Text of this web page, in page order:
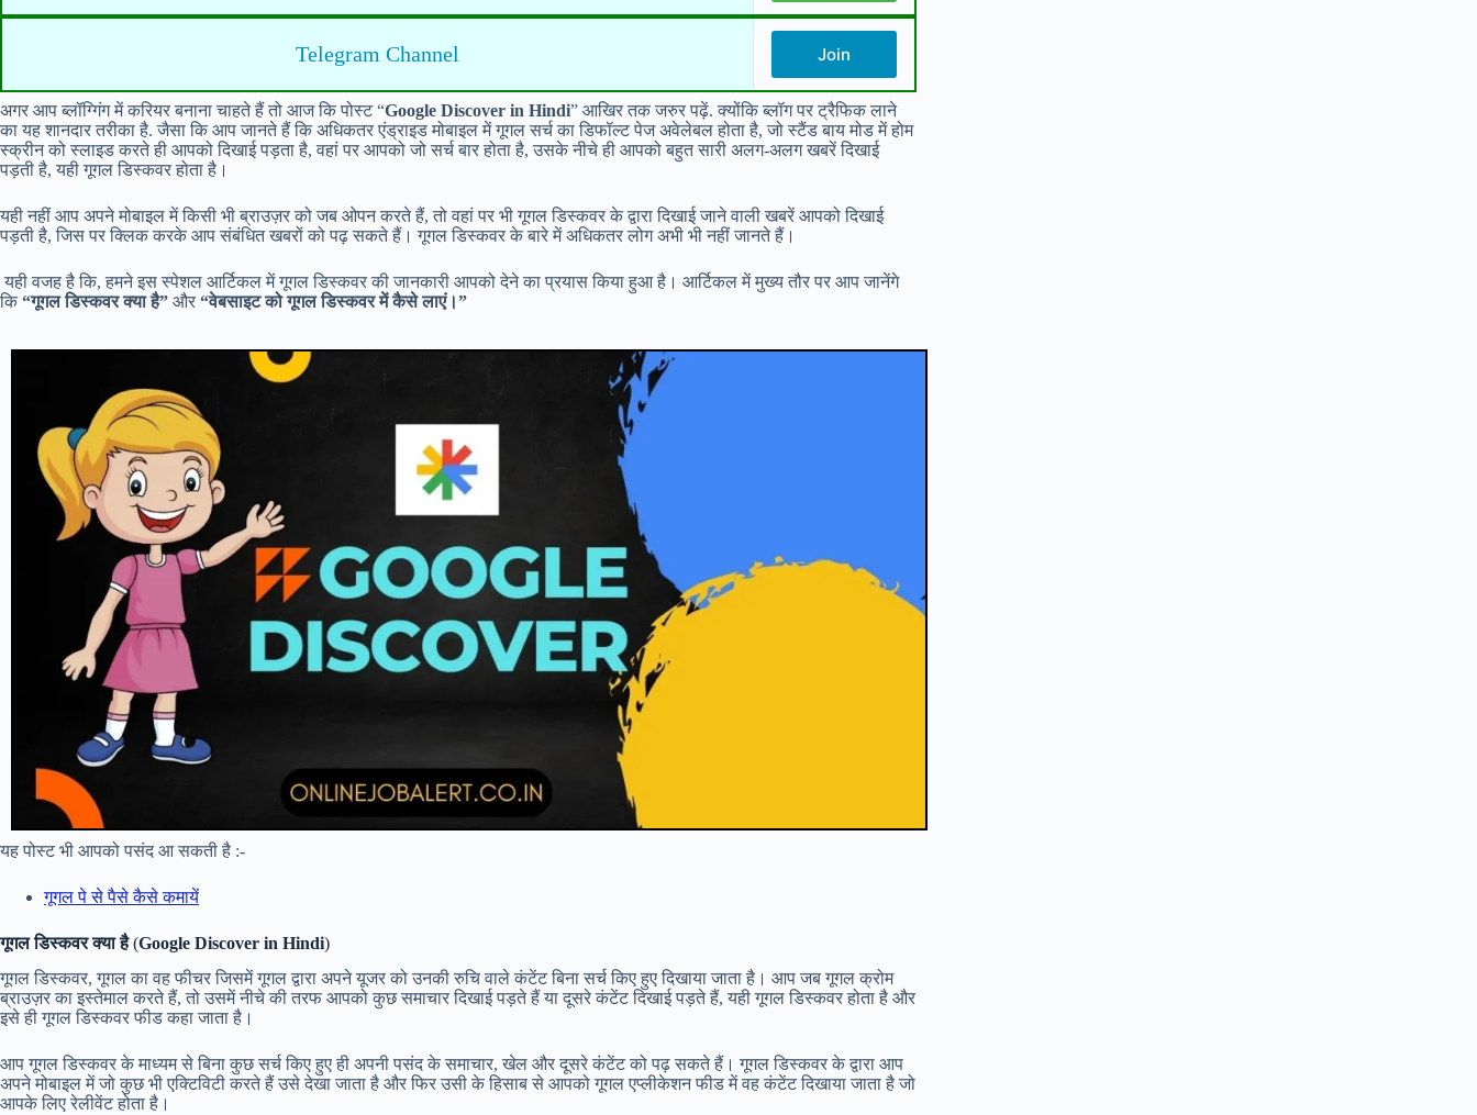
Telegram Channel Join
अगर आप ब्लॉग्गिंग में करियर बनाना चाहते हैं तो आज कि पोस्ट “Google Discover in Hindi” आखिर तक जरुर पढ़ें. क्योंकि ब्लॉग पर ट्रैफिक लाने
का यह शानदार तरीका है. जैसा कि आप जानते हैं कि अधिकतर एंड्राइड मोबाइल में गूगल सर्च का डिफॉल्ट पेज अवेलेबल होता है, जो स्टैंड बाय मोड में होम
स्क्रीन को स्लाइड करते ही आपको दिखाई पड़ता है, वहां पर आपको जो सर्च बार होता है, उसके नीचे ही आपको बहुत सारी अलग-अलग खबरें दिखाई
पड़ती है, यही गूगल डिस्कवर होता है।
यही नहीं आप अपने मोबाइल में किसी भी ब्राउज़र को जब ओपन करते हैं, तो वहां पर भी गूगल डिस्कवर के द्वारा दिखाई जाने वाली खबरें आपको दिखाई
पड़ती है, जिस पर क्लिक करके आप संबंधित खबरों को पढ़ सकते हैं। गूगल डिस्कवर के बारे में अधिकतर लोग अभी भी नहीं जानते हैं।
यही वजह है कि, हमने इस स्पेशल आर्टिकल में गूगल डिस्कवर की जानकारी आपको देने का प्रयास किया हुआ है। आर्टिकल में मुख्य तौर पर आप जानेंगे
कि “गूगल डिस्कवर क्या है” और “वेबसाइट को गूगल डिस्कवर में कैसे लाएं।”
यह पोस्ट भी आपको पसंद आ सकती है :-
गूगल पे से पैसे कैसे कमायें
गूगल डिस्कवर क्या है(Google Discover in Hindi)
गूगल डिस्कवर, गूगल का वह फीचर जिसमें गूगल द्वारा अपने यूजर को उनकी रुचि वाले कंटेंट बिना सर्च किए हुए दिखाया जाता है। आप जब गूगल क्रोम
ब्राउज़र का इस्तेमाल करते हैं, तो उसमें नीचे की तरफ आपको कुछ समाचार दिखाई पड़ते हैं या दूसरे कंटेंट दिखाई पड़ते हैं, यही गूगल डिस्कवर होता है और
इसे ही गूगल डिस्कवर फीड कहा जाता है।
आप गूगल डिस्कवर के माध्यम से बिना कुछ सर्च किए हुए ही अपनी पसंद के समाचार, खेल और दूसरे कंटेंट को पढ़ सकते हैं। गूगल डिस्कवर के द्वारा आप
अपने मोबाइल में जो कुछ भी एक्टिविटी करते हैं उसे देखा जाता है और फिर उसी के हिसाब से आपको गूगल एप्लीकेशन फीड में वह कंटेंट दिखाया जाता है जो
आपके लिए रेलीवेंट होता है।